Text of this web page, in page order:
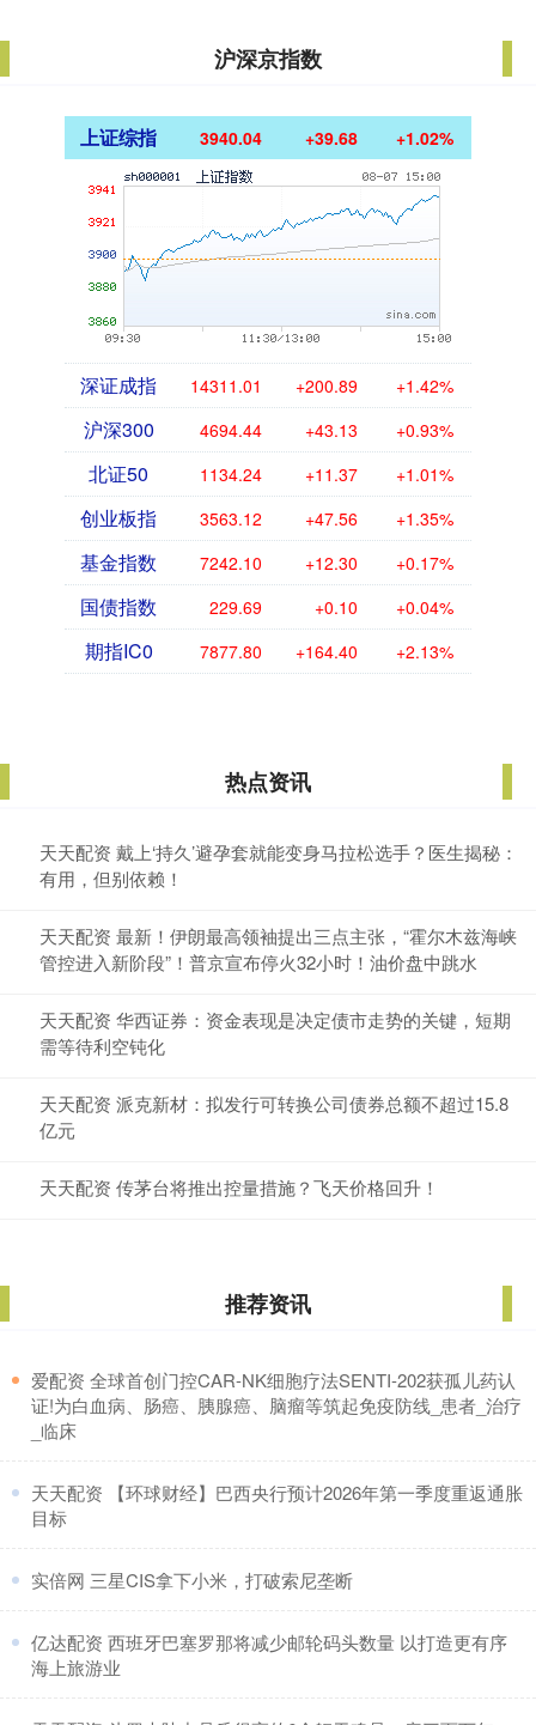
沪深京指数
上证综指 3940.04 +39.68 +1.02%
深证成指 14311.01 +200.89 +1.42%
沪深300 4694.44 +43.13 +0.93%
北证50 1134.24 +11.37 +1.01%
创业板指 3563.12 +47.56 +1.35%
基金指数 7242.10 +12.30 +0.17%
国债指数 229.69 +0.10 +0.04%
期指IC0 7877.80 +164.40 +2.13%
热点资讯
天天配资 戴上‘持久’避孕套就能变身马拉松选手？医生揭秘：
有用，但别依赖！
天天配资 最新！伊朗最高领袖提出三点主张，“霍尔木兹海峡
管控进入新阶段”！普京宣布停火32小时！油价盘中跳水
天天配资 华西证券：资金表现是决定债市走势的关键，短期
需等待利空钝化
天天配资 派克新材：拟发行可转换公司债券总额不超过15.8
亿元
天天配资 传茅台将推出控量措施？飞天价格回升！
推荐资讯
​爱配资 全球首创门控CAR-NK细胞疗法SENTI-202获孤儿药认
证!为白血病、肠癌、胰腺癌、脑瘤等筑起免疫防线_患者_治疗
_临床
​天天配资 【环球财经】巴西央行预计2026年第一季度重返通胀
目标
​实倍网 三星CIS拿下小米，打破索尼垄断
​亿达配资 西班牙巴塞罗那将减少邮轮码头数量 以打造更有序
海上旅游业